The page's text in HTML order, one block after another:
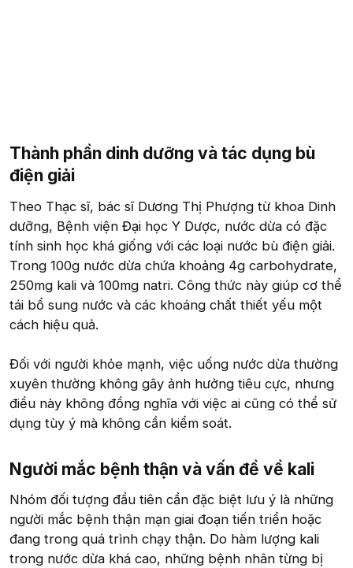
Thành phần dinh dưỡng và tác dụng bù
điện giải​
Theo Thạc sĩ, bác sĩ Dương Thị Phượng từ khoa Dinh
dưỡng, Bệnh viện Đại học Y Dược, nước dừa có đặc
tính sinh học khá giống với các loại nước bù điện giải.
Trong 100g nước dừa chứa khoảng 4g carbohydrate,
250mg kali và 100mg natri. Công thức này giúp cơ thể
tái bổ sung nước và các khoáng chất thiết yếu một
cách hiệu quả.
Đối với người khỏe mạnh, việc uống nước dừa thường
xuyên thường không gây ảnh hưởng tiêu cực, nhưng
điều này không đồng nghĩa với việc ai cũng có thể sử
dụng tùy ý mà không cần kiểm soát.
Người mắc bệnh thận và vấn đề về kali​
Nhóm đối tượng đầu tiên cần đặc biệt lưu ý là những
người mắc bệnh thận mạn giai đoạn tiến triển hoặc
đang trong quá trình chạy thận. Do hàm lượng kali
trong nước dừa khá cao, những bệnh nhân từng bị